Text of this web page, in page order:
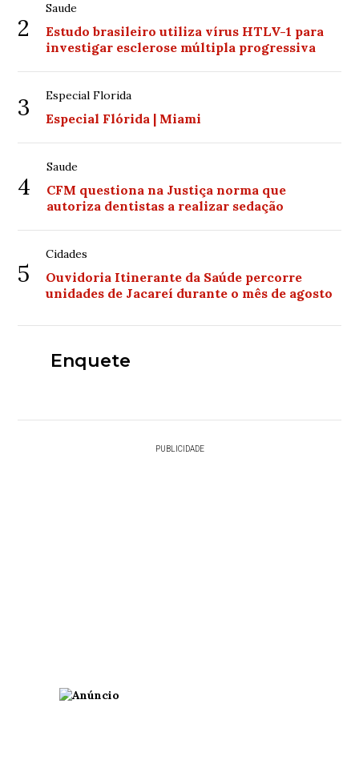
2
Saude
Estudo brasileiro utiliza vírus HTLV-1 para
investigar esclerose múltipla progressiva
3 Especial Florida
Especial Flórida | Miami
4
Saude
CFM questiona na Justiça norma que
autoriza dentistas a realizar sedação
5
Cidades
Ouvidoria Itinerante da Saúde percorre
unidades de Jacareí durante o mês de agosto
Enquete
PUBLICIDADE